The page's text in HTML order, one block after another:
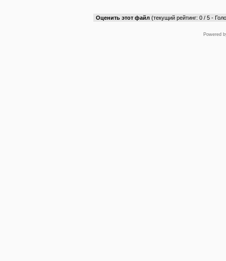
Оценить этот файл (текущий рейтинг: 0 / 5 -
Powered